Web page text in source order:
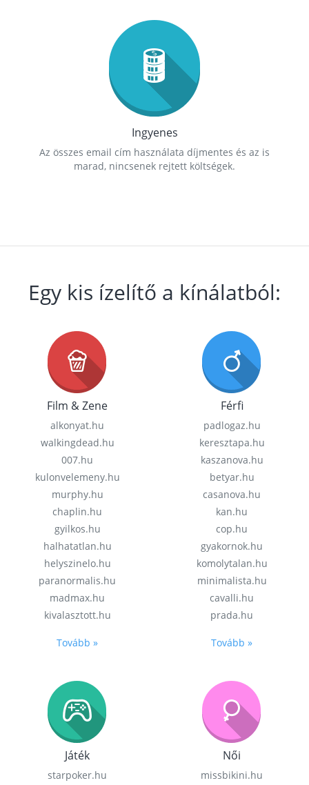
Ingyenes
Az összes email cím használata díjmentes és az is
marad, nincsenek rejtett költségek.
Egy kis ízelítő a kínálatból:
Film & Zene
alkonyat.hu
walkingdead.hu
007.hu
kulonvelemeny.hu
murphy.hu
chaplin.hu
gyilkos.hu
halhatatlan.hu
helyszinelo.hu
paranormalis.hu
madmax.hu
kivalasztott.hu
Tovább »
Férfi
padlogaz.hu
keresztapa.hu
kaszanova.hu
betyar.hu
casanova.hu
kan.hu
cop.hu
gyakornok.hu
komolytalan.hu
minimalista.hu
cavalli.hu
prada.hu
Tovább »
Játék
starpoker.hu
Női
missbikini.hu